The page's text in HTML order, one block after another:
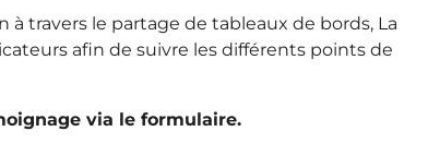
travers le partage de tableaux de bords, La
afin de suivre les différents points de
via le formulaire.